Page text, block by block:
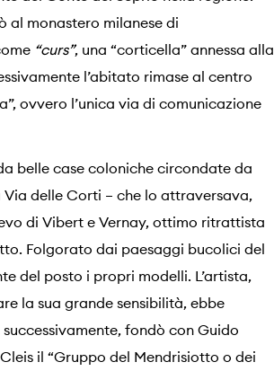
al monastero milanese di
“curs”, una “corticella” annessa alla
l’abitato rimase al centro
ovvero l’unica via di comunicazione
belle case coloniche circondate da
delle Corti – che lo attraversava,
di Vibert e Vernay, ottimo ritrattista
Folgorato dai paesaggi bucolici del
del posto i propri modelli. L’artista,
la sua grande sensibilità, ebbe
fondò con Guido
il “Gruppo del Mendrisiotto o dei